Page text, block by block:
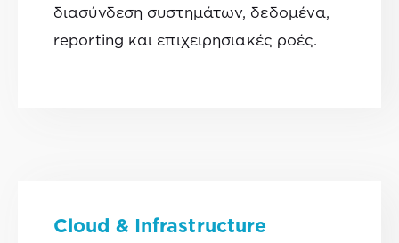
διασύνδεση συστημάτων, δεδομένα,
reporting και επιχειρησιακές ροές.
Cloud & Infrastructure